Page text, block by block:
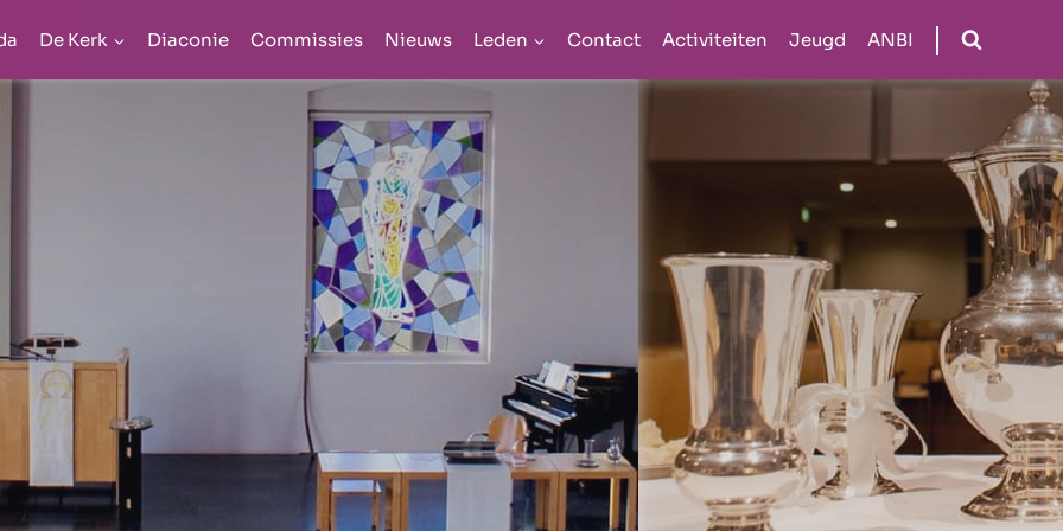
De Kerk Diaconie Commissies Nieuws Leden Contact Activiteiten Jeugd ANBI